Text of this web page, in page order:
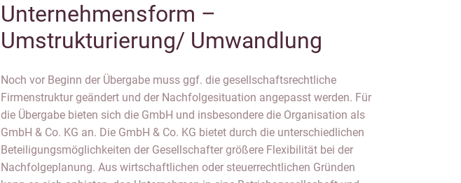
Unternehmensform –
Umstrukturierung/ Umwandlung
Noch vor Beginn der Übergabe muss ggf. die gesellschaftsrechtliche
Firmenstruktur geändert und der Nachfolgesituation angepasst werden. Für
die Übergabe bieten sich die GmbH und insbesondere die Organisation als
GmbH & Co. KG an. Die GmbH & Co. KG bietet durch die unterschiedlichen
Beteiligungsmöglichkeiten der Gesellschafter größere Flexibilität bei der
Nachfolgeplanung. Aus wirtschaftlichen oder steuerrechtlichen Gründen